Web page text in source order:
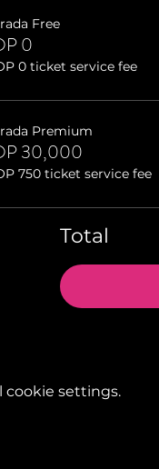
Free
0
0 ticket service fee
Premium
30,000
750 ticket service fee
Total
cookie settings.